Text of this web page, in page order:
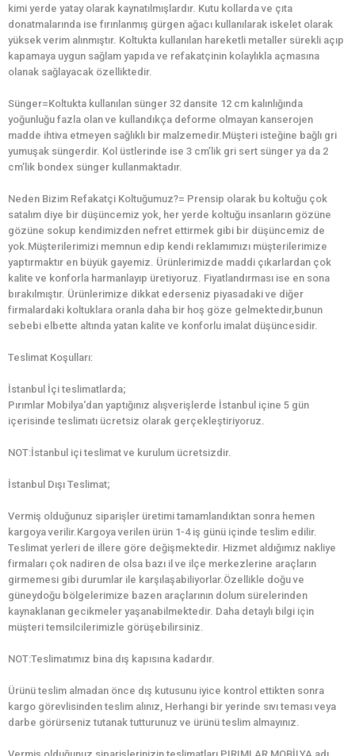
kimi yerde yatay olarak kaynatılmışlardır. Kutu kollarda ve çıta
donatmalarında ise fırınlanmış gürgen ağacı kullanılarak iskelet olarak
yüksek verim alınmıştır. Koltukta kullanılan hareketli metaller sürekli açıp
kapamaya uygun sağlam yapıda ve refakatçinin kolaylıkla açmasına
olanak sağlayacak özelliktedir.
Sünger=Koltukta kullanılan sünger 32 dansite 12 cm kalınlığında
yoğunluğu fazla olan ve kullandıkça deforme olmayan kanserojen
madde ihtiva etmeyen sağlıklı bir malzemedir.Müşteri isteğine bağlı gri
yumuşak süngerdir. Kol üstlerinde ise 3 cm’lik gri sert sünger ya da 2
cm’lik bondex sünger kullanmaktadır.
Neden Bizim Refakatçi Koltuğumuz?= Prensip olarak bu koltuğu çok
satalım diye bir düşüncemiz yok, her yerde koltuğu insanların gözüne
gözüne sokup kendimizden nefret ettirmek gibi bir düşüncemiz de
yok.Müşterilerimizi memnun edip kendi reklamımızı müşterilerimize
yaptırmaktır en büyük gayemiz. Ürünlerimizde maddi çıkarlardan çok
kalite ve konforla harmanlayıp üretiyoruz. Fiyatlandırması ise en sona
bırakılmıştır. Ürünlerimize dikkat ederseniz piyasadaki ve diğer
firmalardaki koltuklara oranla daha bir hoş göze gelmektedir,bunun
sebebi elbette altında yatan kalite ve konforlu imalat düşüncesidir.
Teslimat Koşulları:
İstanbul İçi teslimatlarda;
Pırımlar Mobilya‘dan yaptığınız alışverişlerde İstanbul içine 5 gün
içerisinde teslimatı ücretsiz olarak gerçekleştiriyoruz.
NOT:İstanbul içi teslimat ve kurulum ücretsizdir.
İstanbul Dışı Teslimat;
Vermiş olduğunuz siparişler üretimi tamamlandıktan sonra hemen
kargoya verilir.Kargoya verilen ürün 1-4 iş günü içinde teslim edilir.
Teslimat yerleri de illere göre değişmektedir. Hizmet aldığımız nakliye
firmaları çok nadiren de olsa bazı il ve ilçe merkezlerine araçların
girmemesi gibi durumlar ile karşılaşabiliyorlar.Özellikle doğu ve
güneydoğu bölgelerimize bazen araçlarının dolum sürelerinden
kaynaklanan gecikmeler yaşanabilmektedir. Daha detaylı bilgi için
müşteri temsilcilerimizle görüşebilirsiniz.
NOT:Teslimatımız bina dış kapısına kadardır.
Ürünü teslim almadan önce dış kutusunu iyice kontrol ettikten sonra
kargo görevlisinden teslim alınız, Herhangi bir yerinde sıvı teması veya
darbe görürseniz tutanak tutturunuz ve ürünü teslim almayınız.